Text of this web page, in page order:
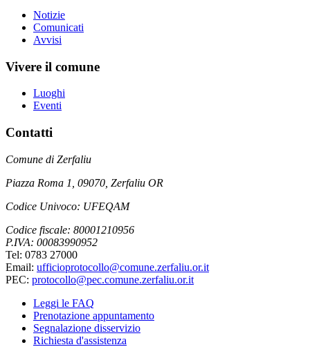
Notizie
Comunicati
Avvisi
Vivere il comune
Luoghi
Eventi
Contatti
Comune di Zerfaliu
Piazza Roma 1, 09070, Zerfaliu OR
Codice Univoco: UFEQAM
Codice fiscale: 80001210956
P.IVA: 00083990952
Tel: 0783 27000
Email: ufficioprotocollo@comune.zerfaliu.or.it
PEC: protocollo@pec.comune.zerfaliu.or.it
Leggi le FAQ
Prenotazione appuntamento
Segnalazione disservizio
Richiesta d'assistenza